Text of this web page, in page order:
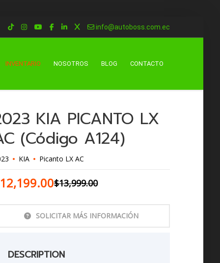
info@autoboss.com.ec
INVENTARIO NOSOTROS BLOG CONTACTO
KIA PICANTO LX
(Código A124)
KIA Picanto LX AC
$13,999.00
SOLICITAR MÁS INFORMACIÓN
DESCRIPTION